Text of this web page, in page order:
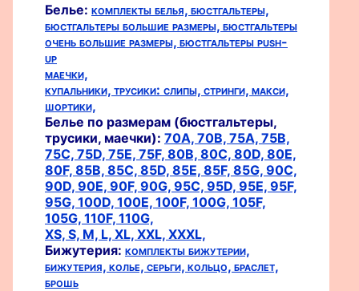
Белье: комплекты белья, бюстгальтеры,
бюстгальтеры большие размеры, бюстгальтеры
очень большие размеры, бюстгальтеры push-
up
маечки,
купальники, трусики: слипы, стринги, макси,
шортики,
Белье по размерам (бюстгальтеры,
трусики, маечки): 70A, 70B, 75A, 75B,
75C, 75D, 75E, 75F, 80B, 80C, 80D, 80E,
80F, 85B, 85C, 85D, 85E, 85F, 85G, 90C,
90D, 90E, 90F, 90G, 95C, 95D, 95E, 95F,
95G, 100D, 100E, 100F, 100G, 105F,
105G, 110F, 110G,
XS, S, M, L, XL, XXL, XXXL,
Бижутерия: комплекты бижутерии,
бижутерия, колье, серьги, кольцо, браслет,
брошь